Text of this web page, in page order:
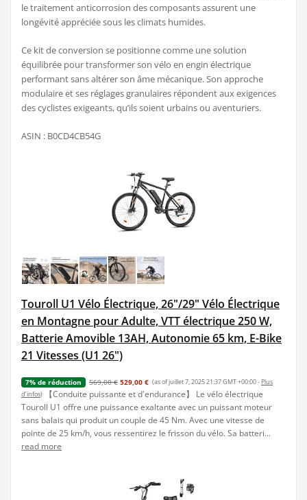
le traitement anticorrosion des composants assurent une
longévité appréciée sous les climats humides.
Ce kit de conversion se positionne comme une solution
équilibrée pour transformer son vélo en engin électrique
performant sans altérer son âme mécanique. Son approche
modulaire et ses réglages granulaires répondent aux exigences
des cyclistes exigeants, qu’ils soient urbains ou aventuriers.
ASIN : B0CD4CB54G
Touroll U1 Vélo Électrique, 26"/29" Vélo Électrique
en Montagne pour Adulte, VTT électrique 250 W,
Batterie Amovible 13AH, Autonomie 65 km, E-Bike
21 Vitesses (U1 26")
7% de réduction 569,00 € 529,00 € (as of juillet 7, 2025 21:37 GMT +00:00 - Plus
d’infos)
【Conduite puissante et d'endurance】 Le vélo électrique
Touroll U1 offre une puissance exaltante avec un puissant moteur
sans balais qui produit un couple de 45 Nm. Avec une vitesse de
pointe de 25 km/h, vous ressentirez le frisson du vélo. Sa batteri...
read more